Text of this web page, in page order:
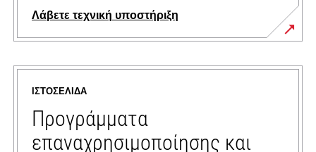
Λάβετε τεχνική υποστήριξη
opens
in
new
tab
ΙΣΤΟΣΕΛΊΔΑ
Προγράμματα
επαναχρησιμοποίησης και